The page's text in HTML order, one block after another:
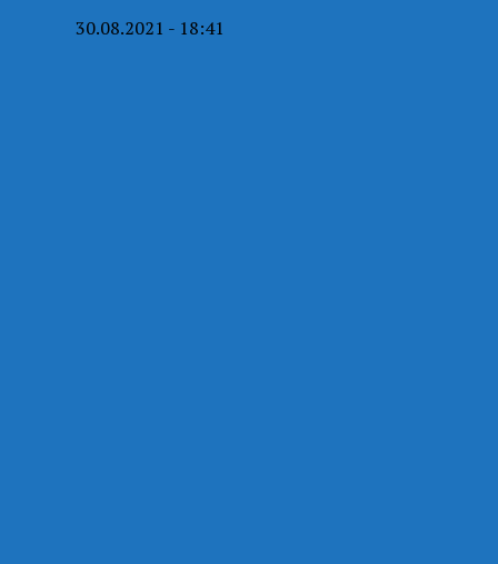
30.08.2021 - 18:41